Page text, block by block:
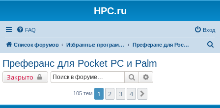
HPC.ru
FAQ Вход
Список форумов Избранные программы для КПК Преферанс для Pocket PC и Palm
Преферанс для Pocket PC и Palm
Закрыто Поиск
105 тем 1 2 3 4